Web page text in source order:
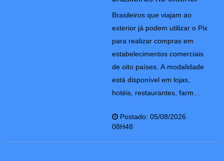
Brasileiros que viajam ao
exterior já podem utilizar o Pix
para realizar compras em
estabelecimentos comerciais
de oito países. A modalidade
está disponível em lojas,
hotéis, restaurantes, farm...
Postado: 05/08/2026
08H48